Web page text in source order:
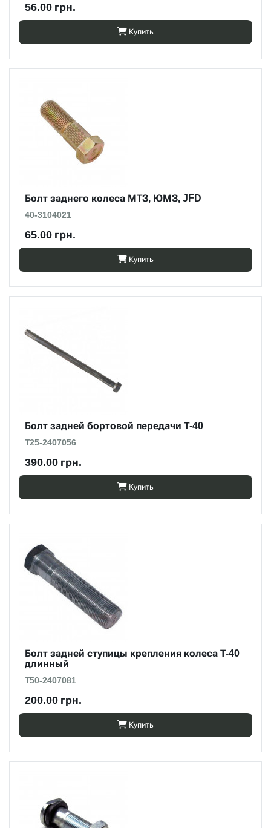
56.00 грн.
Купить
Болт заднего колеса МТЗ, ЮМЗ, JFD
40-3104021
65.00 грн.
Купить
Болт задней бортовой передачи Т-40
Т25-2407056
390.00 грн.
Купить
Болт задней ступицы крепления колеса Т-40
длинный
Т50-2407081
200.00 грн.
Купить